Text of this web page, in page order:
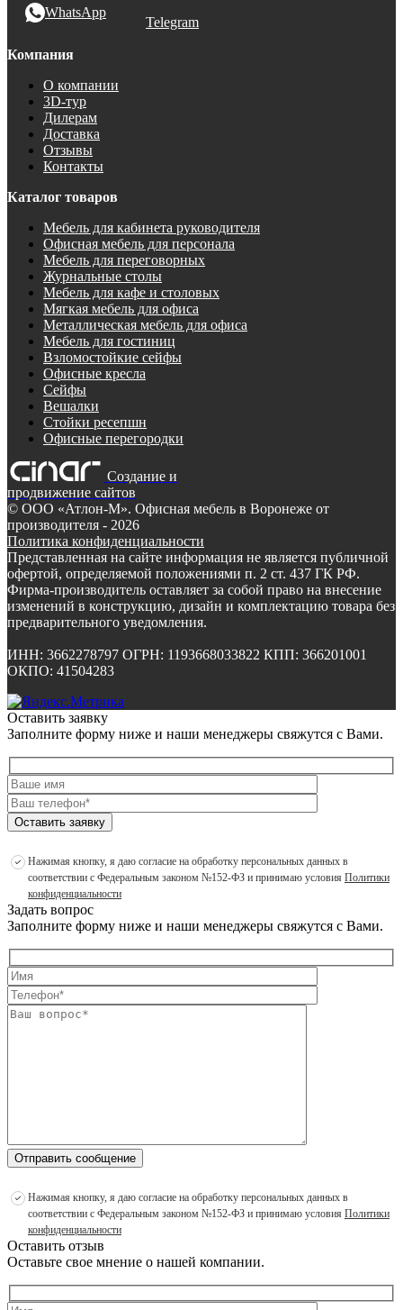
WhatsApp
Telegram
Компания
О компании
3D-тур
Дилерам
Доставка
Отзывы
Контакты
Каталог товаров
Мебель для кабинета руководителя
Офисная мебель для персонала
Мебель для переговорных
Журнальные столы
Мебель для кафе и столовых
Мягкая мебель для офиса
Металлическая мебель для офиса
Мебель для гостиниц
Взломостойкие сейфы
Офисные кресла
Сейфы
Вешалки
Стойки ресепшн
Офисные перегородки
Создание и
продвижение сайтов
© ООО «Атлон-М». Офисная мебель в Воронеже от
производителя - 2026
Политика конфиденциальности
Представленная на сайте информация не является публичной
офертой, определяемой положениями п. 2 ст. 437 ГК РФ.
Фирма-производитель оставляет за собой право на внесение
изменений в конструкцию, дизайн и комплектацию товара без
предварительного уведомления.
ИНН: 3662278797 ОГРН: 1193668033822 КПП: 366201001
ОКПО: 41504283
Оставить заявку
Заполните форму ниже и наши менеджеры свяжутся с Вами.
Оставить заявку
Нажимая кнопку, я даю согласие на обработку персональных данных в
соответствии с Федеральным законом №152-ФЗ и принимаю условия Политики
конфиденциальности
Задать вопрос
Заполните форму ниже и наши менеджеры свяжутся с Вами.
Отправить сообщение
Нажимая кнопку, я даю согласие на обработку персональных данных в
соответствии с Федеральным законом №152-ФЗ и принимаю условия Политики
конфиденциальности
Оставить отзыв
Оставьте свое мнение о нашей компании.